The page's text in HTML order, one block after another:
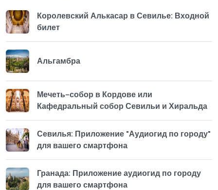
Королевский Алькасар в Севилье: Входной
билет
Альгамбра
Мечеть-собор в Кордове или
Кафедральный собор Севильи и Хиральда
Севилья: Приложение "Аудиогид по городу"
для вашего смартфона
Гранада: Приложение аудиогид по городу
для вашего смартфона